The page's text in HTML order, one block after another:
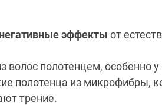
эффекты от
полотенцем, особенно у
полотенца из микрофибры,
трение.